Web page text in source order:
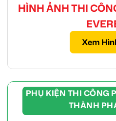
HÌNH ẢNH THI
Xem
PHỤ KIỆN THI CÔNG
THÀNH